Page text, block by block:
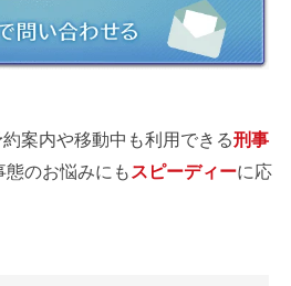
案内や移動中も利用できる刑事
態のお悩みにも スピーディーに応